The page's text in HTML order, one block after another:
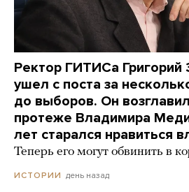
Ректор ГИТИСа Григорий
ушел с поста за
до выборов. Он
протеже Владимира
лет старался нравиться
Теперь его могут обвинить в
ИСТОРИИ день назад